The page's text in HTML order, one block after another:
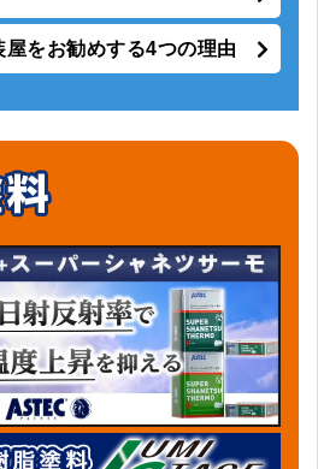
をお勧めする4つの理由